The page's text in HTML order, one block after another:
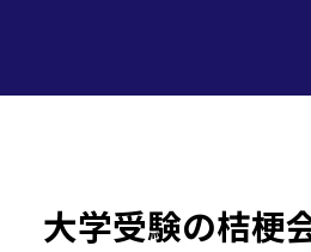
大学受験の桔梗